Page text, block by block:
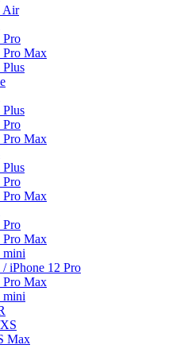
Air
Pro
Pro Max
Pro
Pro Max
Pro
Pro Max
Pro
Pro Max
mini
iPhone 12 Pro
Pro Max
mini
Max